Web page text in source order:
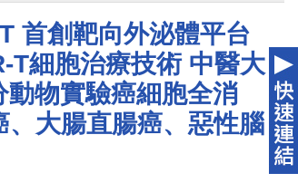
首創靶向外泌體平台
T細胞治療技術 中醫大
動物實驗癌細胞全消
大腸直腸癌、惡性腦